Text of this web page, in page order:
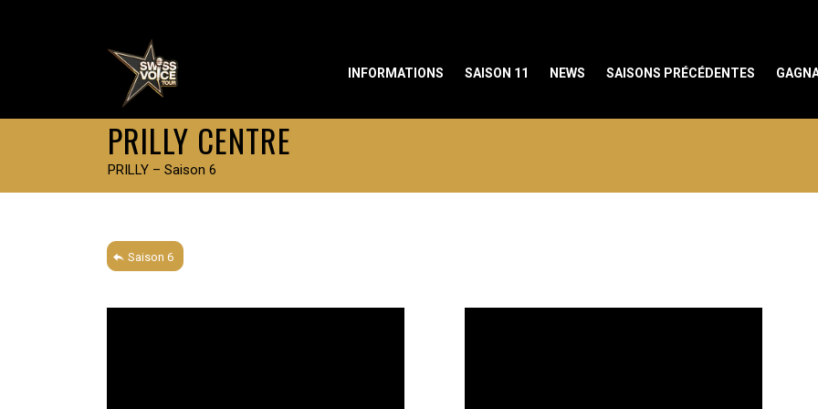
INFORMATIONS SAISON 11 NEWS SAISONS PRÉCÉDENTES
PRILLY CENTRE
PRILLY – Saison 6
Saison 6